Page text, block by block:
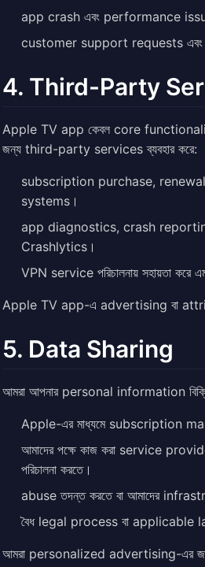
app crash এবং performance
customer support requests এবং
4. Third-Party
Apple TV app কেবল core
জন্য third-party services ব্যবহার করে:
subscription purchase,
systems।
app diagnostics, crash
Crashlytics।
VPN service পরিচালনায় সহায়তা
Apple TV app-এ advertising বা
5. Data Sharing
আমরা আপনার personal information বিক্রি
Apple-এর মাধ্যমে subscription
আমাদের পক্ষে কাজ করা service
পরিচালনা করতে।
abuse তদন্ত করতে বা আমাদের
বৈধ legal process বা applicable
আমরা personalized advertising-এর